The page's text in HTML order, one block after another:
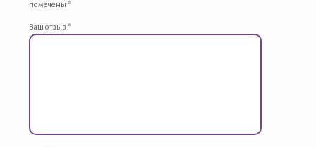
помечены *
Ваш отзыв *